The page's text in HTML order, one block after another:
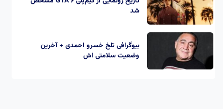
شد
بیوگرافی تلخ خسرو احمدی + آخرین
وضعیت سلامتی اش